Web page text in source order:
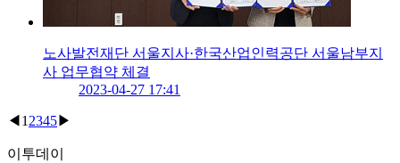
노사발전재단 서울지사·한국산업인력공단 서울남부지
사 업무협약 체결
2023-04-27 17:41
◀ 1 2345▶
이투데이